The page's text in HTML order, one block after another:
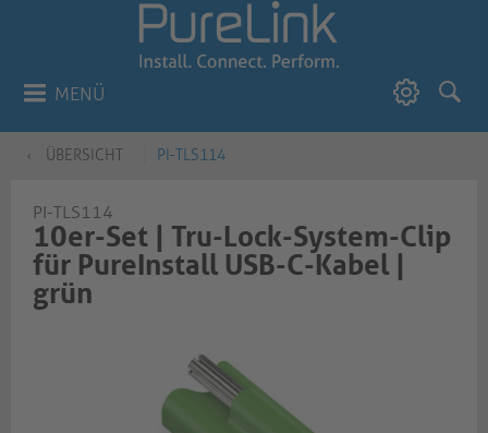
MENÜ
ÜBERSICHT PI-TLS114
PI-TLS114
10er-Set | Tru-Lock-System-Clip
für PureInstall USB-C-Kabel |
grün​​​​​​​